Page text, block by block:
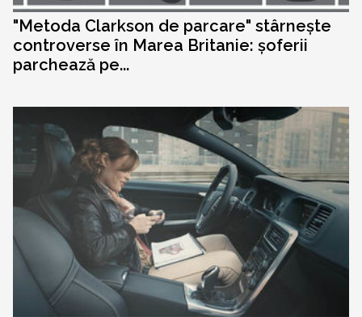
"Metoda Clarkson de parcare" stârnește
controverse în Marea Britanie: șoferii
parchează pe...